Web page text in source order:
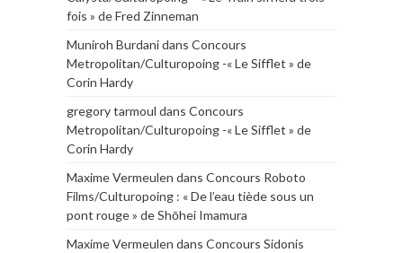
fois » de Fred Zinneman
Muniroh Burdanidans Concours
Metropolitan/Culturopoing -« Le Sifflet » de
Corin Hardy
gregory tarmoul dans Concours
Metropolitan/Culturopoing -« Le Sifflet » de
Corin Hardy
Maxime Vermeulen dans Concours Roboto
Films/Culturopoing : « De l’eau tiède sous un
pont rouge » de Shōhei Imamura
Maxime Vermeulen dans Concours Sidonis